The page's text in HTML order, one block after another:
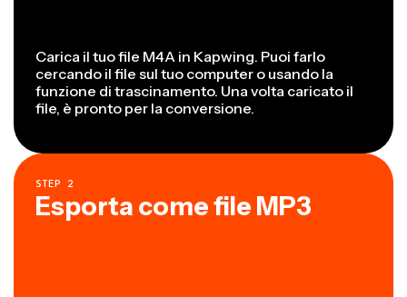
Carica il tuo file M4A in Kapwing. Puoi farlo
cercando il file sul tuo computer o usando la
funzione di trascinamento. Una volta caricato il
file, è pronto per la conversione.
STEP 2
Esporta come file MP3